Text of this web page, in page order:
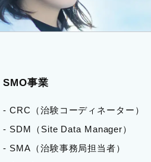
SMO事業
- CRC（治験コーディネーター）
- SDM（Site Data Manager）
- SMA（治験事務局担当者）